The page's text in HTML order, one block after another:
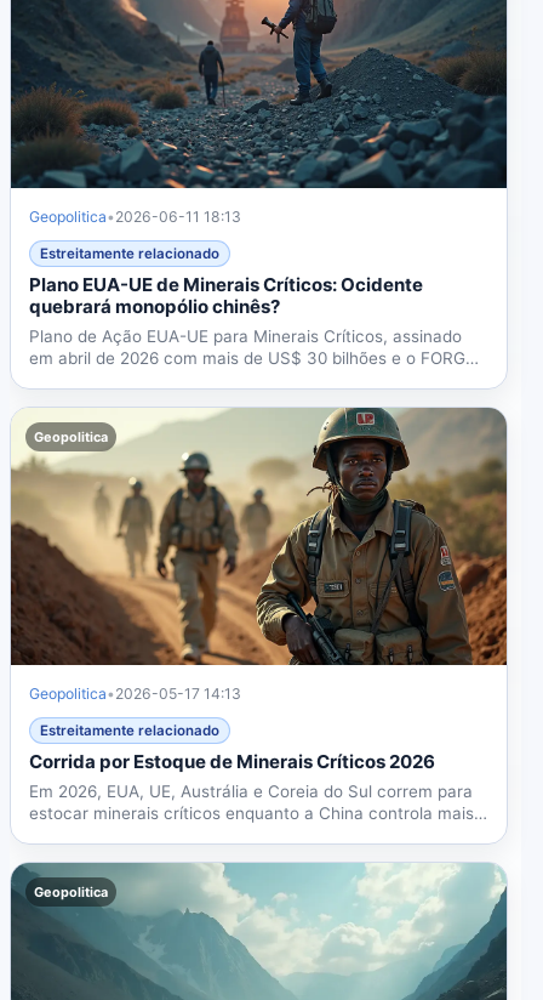
Geopolitica• 2026-06-11 18:13
Estreitamente relacionado
Plano EUA-UE de Minerais Críticos: Ocidente
quebrará monopólio chinês?
Plano de Ação EUA-UE para Minerais Críticos, assinado
em abril de 2026 com mais de US$ 30 bilhões e o FORGE,
Geopolitica
Geopolitica• 2026-05-17 14:13
Estreitamente relacionado
Corrida por Estoque de Minerais Críticos 2026
Em 2026, EUA, UE, Austrália e Coreia do Sul correm para
estocar minerais críticos enquanto a China controla mais
Geopolitica